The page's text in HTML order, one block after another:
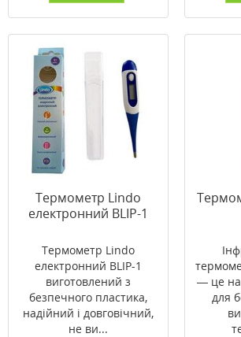
Термометр Lindo
електронний BLIP-1
Термометр Lindo
електронний BLIP-1
виготовлений з
безпечного пластика,
надійний і довговічний,
не ви...
— це
для